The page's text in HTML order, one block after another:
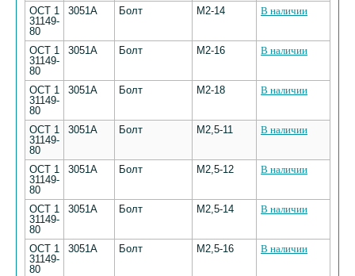
ОСТ 1
31149-
80
3051А Болт М2-14 В наличии
ОСТ 1
31149-
80
3051А Болт М2-16 В наличии
ОСТ 1
31149-
80
3051А Болт М2-18 В наличии
ОСТ 1
31149-
80
3051А Болт М2,5-11 В наличии
ОСТ 1
31149-
80
3051А Болт М2,5-12 В наличии
ОСТ 1
31149-
80
3051А Болт М2,5-14 В наличии
ОСТ 1
31149-
80
3051А Болт М2,5-16 В наличии